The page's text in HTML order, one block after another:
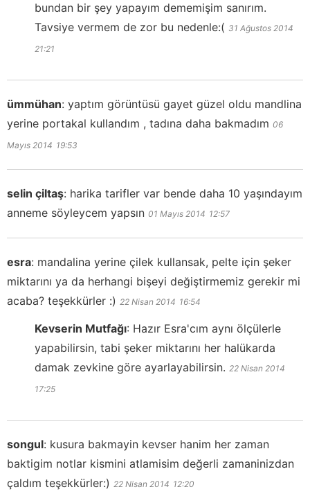
bundan bir şey yapayım dememişim sanırım.
Tavsiye vermem de zor bu nedenle:( 31 Ağustos 2014
21:21
ümmühan: yaptım görüntüsü gayet güzel oldu mandlina
yerine portakal kullandım , tadına daha bakmadım 06
Mayıs 2014 19:53
selin çiltaş: harika tarifler var bende daha 10 yaşındayım
anneme söyleycem yapsın 01 Mayıs 2014 12:57
esra: mandalina yerine çilek kullansak, pelte için şeker
miktarını ya da herhangi bişeyi değiştirmemiz gerekir mi
acaba? teşekkürler :) 22 Nisan 2014 16:54
Kevserin Mutfağı: Hazır Esra'cım aynı ölçülerle
yapabilirsin, tabi şeker miktarını her halükarda
damak zevkine göre ayarlayabilirsin. 22 Nisan 2014
17:25
songul: kusura bakmayin kevser hanim her zaman
baktigim notlar kismini atlamisim değerli zamaninizdan
çaldım teşekkürler:) 22 Nisan 2014 12:20